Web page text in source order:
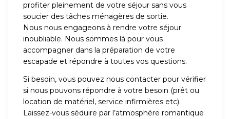
profiter pleinement de votre séjour sans vous
soucier des tâches ménagères de sortie.
Nous nous engageons à rendre votre séjour
inoubliable. Nous sommes là pour vous
accompagner dans la préparation de votre
escapade et répondre à toutes vos questions.
Si besoin, vous pouvez nous contacter pour vérifier
si nous pouvons répondre à votre besoin (prêt ou
location de matériel, service infirmières etc).
Laissez-vous séduire par l’atmosphère romantique